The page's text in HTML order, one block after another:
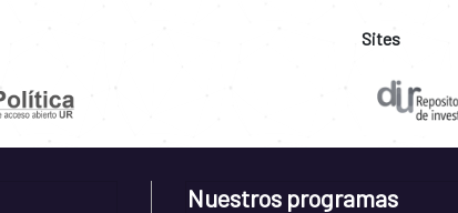
Sites
Nuestros programas